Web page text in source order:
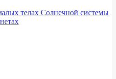
телах Солнечной системы